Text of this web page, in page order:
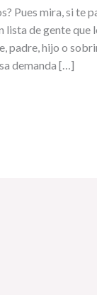
Pues mira, si te
de gente que
padre, hijo o
demanda […]